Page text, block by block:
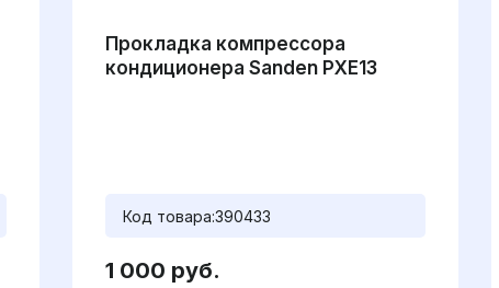
Прокладка компрессора
кондиционера Sanden PXE13
Код товара:390433
1 000 руб.